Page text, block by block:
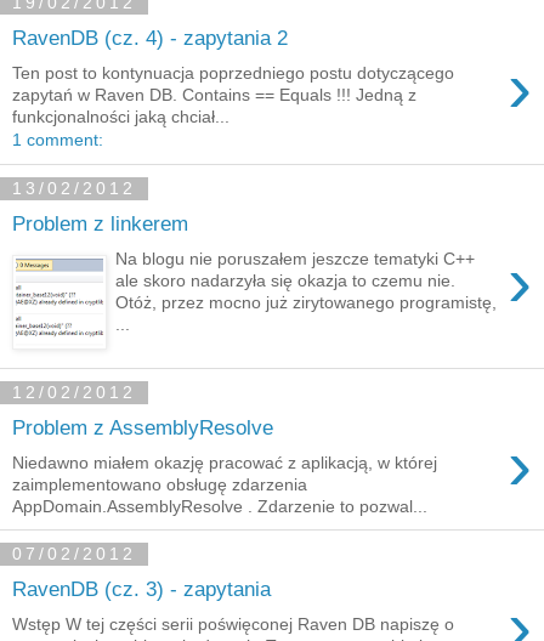
RavenDB (cz. 4) - zapytania 2
›
Ten post to kontynuacja poprzedniego postu dotyczącego
zapytań w Raven DB. Contains == Equals !!! Jedną z
funkcjonalności jaką chciał...
1 comment:
13/02/2012
Problem z linkerem
›
Na blogu nie poruszałem jeszcze tematyki C++
ale skoro nadarzyła się okazja to czemu nie.
Otóż, przez mocno już zirytowanego programistę,
12/02/2012
Problem z AssemblyResolve ›
Niedawno miałem okazję pracować z aplikacją, w której
zaimplementowano obsługę zdarzenia
AppDomain.AssemblyResolve . Zdarzenie to pozwal...
07/02/2012
RavenDB (cz. 3) - zapytania
Wstęp W tej części serii poświęconej Raven DB napiszę o